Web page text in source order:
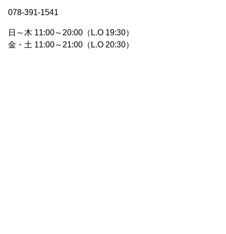
078-391-1541
日～木 11:00～20:00（L.O 19:30）
金・土 11:00～21:00（L.O 20:30）